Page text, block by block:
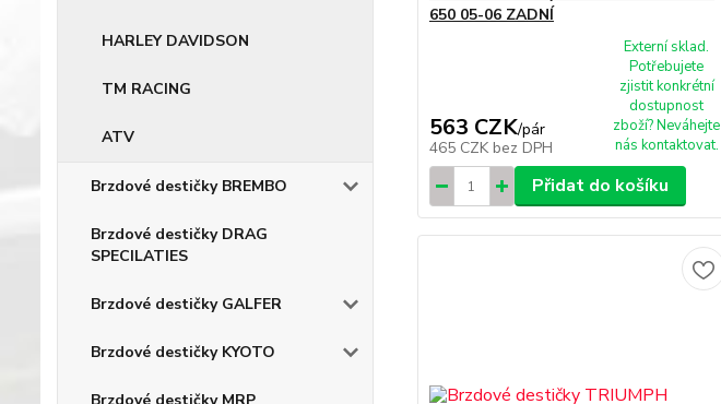
HARLEY DAVIDSON
TM RACING
ATV
Brzdové destičky BREMBO
Brzdové destičky DRAG
SPECILATIES
Brzdové destičky GALFER
Brzdové destičky KYOTO
Brzdové destičky MRP
650 05-06 ZADNÍ
563 CZK/pár
465 CZK bez DPH
Externí sklad.
Potřebujete
zjistit konkrétní
dostupnost
zboží? Neváhejte
nás kontaktovat.
Přidat do košíku